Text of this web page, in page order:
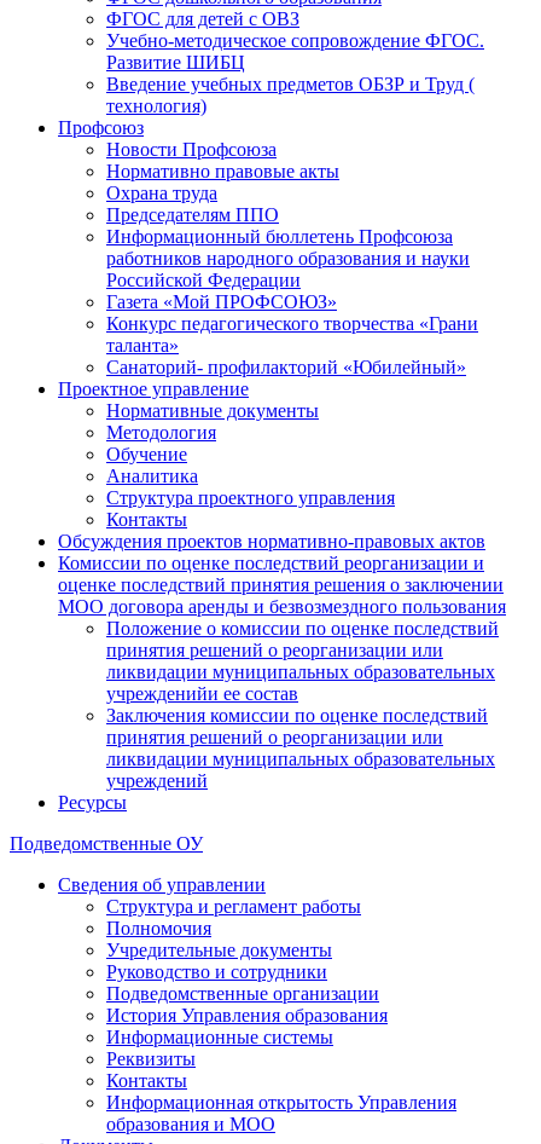
ФГОС для детей с ОВЗ
Учебно-методическое сопровождение ФГОС.
Развитие ШИБЦ
Введение учебных предметов ОБЗР и Труд (
технология)
Профсоюз
Новости Профсоюза
Нормативно правовые акты
Охрана труда
Председателям ППО
Информационный бюллетень Профсоюза
работников народного образования и науки
Российской Федерации
Газета «Мой ПРОФСОЮЗ»
Конкурс педагогического творчества «Грани
таланта»
Санаторий- профилакторий «Юбилейный»
Проектное управление
Нормативные документы
Методология
Обучение
Аналитика
Структура проектного управления
Контакты
Обсуждения проектов нормативно-правовых актов
Комиссии по оценке последствий реорганизации и
оценке последствий принятия решения о заключении
МОО договора аренды и безвозмездного пользования
Положение о комиссии по оценке последствий
принятия решений о реорганизации или
ликвидации муниципальных образовательных
учрежденийи ее состав
Заключения комиссии по оценке последствий
принятия решений о реорганизации или
ликвидации муниципальных образовательных
учреждений
Ресурсы
Подведомственные ОУ
Сведения об управлении
Структура и регламент работы
Полномочия
Учредительные документы
Руководство и сотрудники
Подведомственные организации
История Управления образования
Информационные системы
Реквизиты
Контакты
Информационная открытость Управления
образования и МОО